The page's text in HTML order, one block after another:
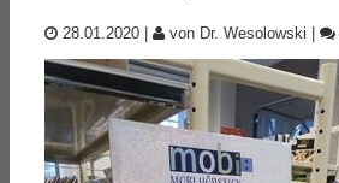
28.01.2020 | von Dr. Wesolowski |